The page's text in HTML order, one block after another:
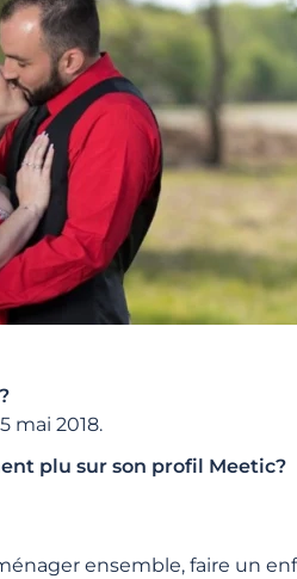
mai 2018.
plu sur son profil Meetic?
ensemble, faire un